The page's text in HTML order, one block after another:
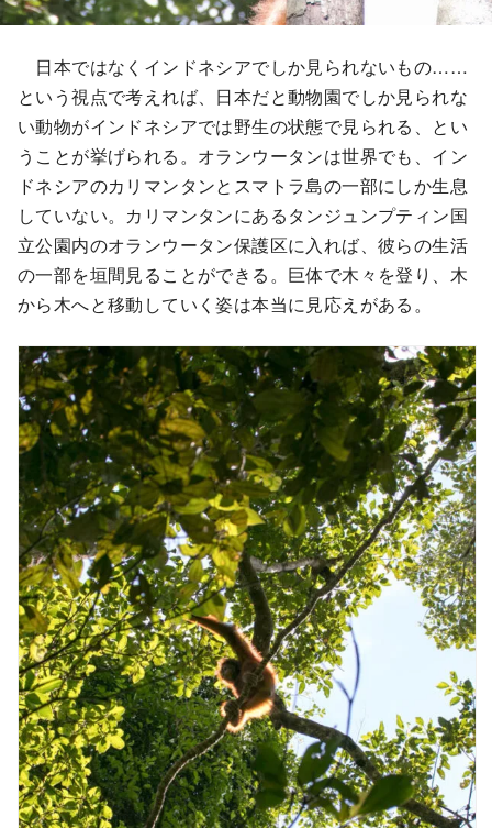
日本ではなくインドネシアでしか見られないもの……
という視点で考えれば、日本だと動物園でしか見られな
い動物がインドネシアでは野生の状態で見られる、とい
うことが挙げられる。オランウータンは世界でも、イン
ドネシアのカリマンタンとスマトラ島の一部にしか生息
していない。カリマンタンにあるタンジュンプティン国
立公園内のオランウータン保護区に入れば、彼らの生活
の一部を垣間見ることができる。巨体で木々を登り、木
から木へと移動していく姿は本当に見応えがある。